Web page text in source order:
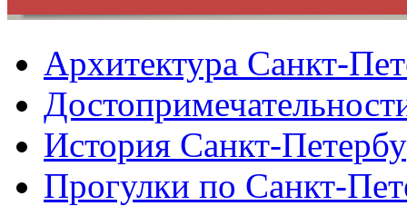
Архитектура Санкт-
История Санкт-
Прогулки по Санкт-